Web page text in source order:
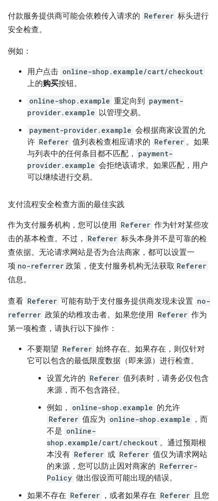
付款服务提供商可能会依赖传入请求的 Referer 标头进行
安全检查。
例如：
用户点击 online-shop.example/cart/checkout
上的购买按钮。
online-shop.example 重定向到 payment-
provider.example 以管理交易。
payment-provider.example 会根据商家设置的允
许 Referer 值列表检查相应请求的 Referer 。如果
与列表中的任何条目都不匹配，
payment-
provider.example 会拒绝该请求。如果匹配，用户
可以继续进行交易。
支付流程安全检查方面的最佳实践
作为支付服务机构，您可以使用 Referer 作为针对某些攻
击的基本检查。不过，
Referer 标头本身并不是可靠的检
查依据。无论请求网站是否为合法商家，都可以设置一
项 no-referrer 政策，使支付服务机构无法获取 Referer
信息。
查看 Referer 可能有助于支付服务提供商发现未设置 no-
referrer 政策的幼稚攻击者。如果您使用 Referer 作为
第一项检查，请执行以下操作：
不要期望 Referer 始终存在。如果存在，则仅针对
它可以包含的最低限度数据（即来源）进行检查。
设置允许的 Referer 值列表时，请务必仅包含
来源，而不包含路径。
例如，
online-shop.example 的允许
Referer 值应为 online-shop.example
，而
不是 online-
shop.example/cart/checkout 。通过预期根
本没有 Referer 或 Referer 值仅为请求网站
的来源，您可以防止因对商家的 Referrer-
Policy 做出假设而可能出现的错误。
如果不存在 Referer ，或者如果存在 Referer 且您